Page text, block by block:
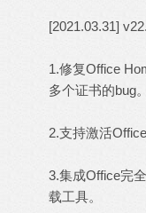
[2021.03.31]
1.修复Office
多个证书的bug。
2.支持激活
3.集成Office完
载工具。